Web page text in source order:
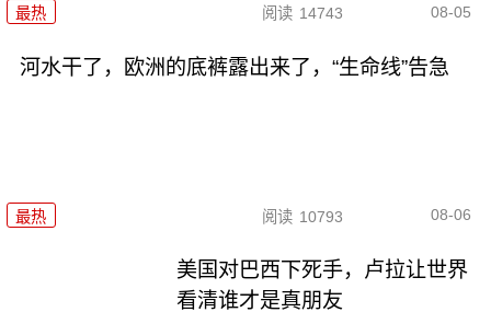
最热 阅读 14743 08-05
河水干了，欧洲的底裤露出来了，“生命线”告急
最热 阅读 10793 08-06
美国对巴西下死手，卢拉让世界
看清谁才是真朋友